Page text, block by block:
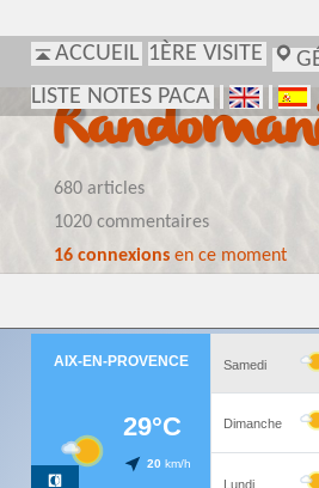
ACCUEIL 1ÈRE VISITE
LISTE NOTES PACA
680 articles
1020 commentaires
16 connexionsen ce moment